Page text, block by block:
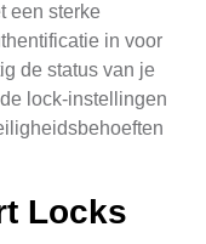
een sterke
in voor
de status van je
lock-instellingen
Locks